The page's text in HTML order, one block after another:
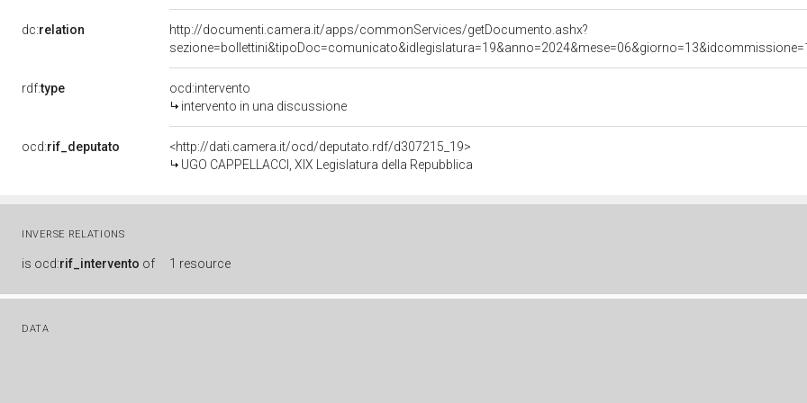
dc:relation
http://documenti.camera.it/apps/commonServices/getDocumento.ashx?
rdf:type
ocd:intervento
intervento in una discussione
ocd:rif_deputato
<http://dati.camera.it/ocd/deputato.rdf/d307215_19>
UGO CAPPELLACCI, XIX Legislatura della Repubblica
INVERSE RELATIONS
is ocd:rif_intervento of 1 resource
DATA